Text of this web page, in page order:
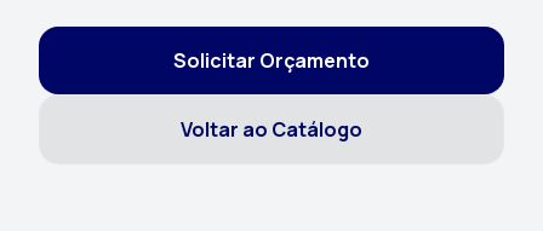
Solicitar Orçamento
Voltar ao Catálogo